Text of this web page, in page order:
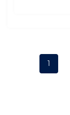
Posts
Page
1